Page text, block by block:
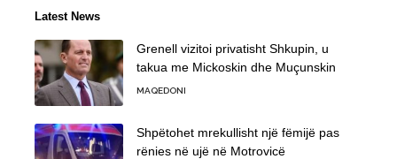
Latest News
Grenell vizitoi privatisht Shkupin, u
takua me Mickoskin dhe Muçunskin
MAQEDONI
Shpëtohet mrekullisht një fëmijë pas
rënies në ujë në Motrovicë